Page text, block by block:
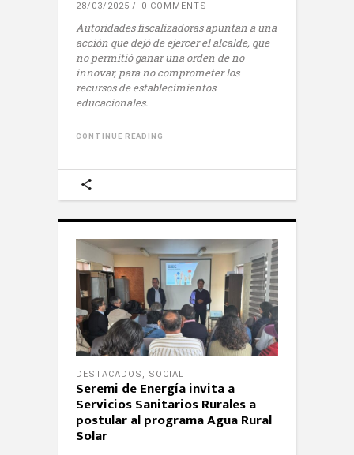
28/03/2025 0 COMMENTS
Autoridades fiscalizadoras apuntan a una
acción que dejó de ejercer el alcalde, que
no permitió ganar una orden de no
innovar, para no comprometer los
recursos de establecimientos
educacionales.
CONTINUE READING
DESTACADOS , SOCIAL
Seremi de Energía invita a
Servicios Sanitarios Rurales a
postular al programa Agua Rural
Solar